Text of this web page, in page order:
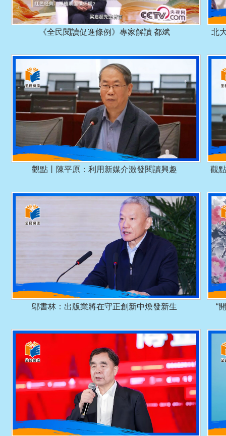
《全民閱讀促進條例》專家解讀 都斌 北
觀點丨陳平原：利用新媒介激發閱讀興趣 觀
鄔書林：出版業將在守正創新中煥發新生 “